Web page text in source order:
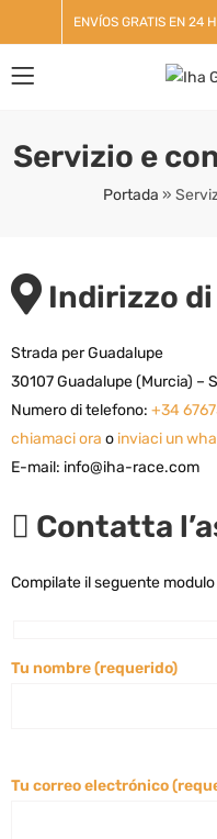
ENVÍOS GRATIS EN 24
Servizio e
Portada »
Indirizzo
Strada per Guadalupe
30107 Guadalupe (Murcia) –
Numero di telefono: +34
chiamaci ora o inviaci un
E-mail: info@iha-race.com
Contatta
Compilate il seguente
Tu nombre (requerido)
Tu correo electrónico